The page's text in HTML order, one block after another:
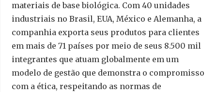
materiais de base biológica. Com 40 unidades
industriais no Brasil, EUA, México e Alemanha, a
companhia exporta seus produtos para clientes
em mais de 71 países por meio de seus 8.500 mil
integrantes que atuam globalmente em um
modelo de gestão que demonstra o compromisso
com a ética, respeitando as normas de